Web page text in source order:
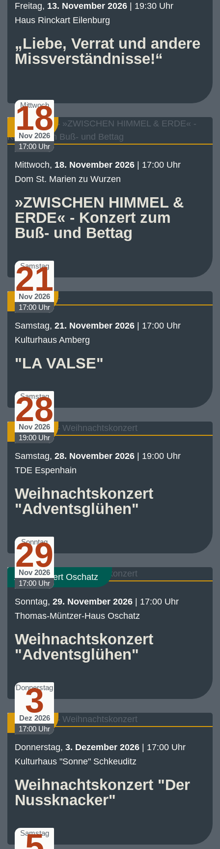
Freitag, 13. November 2026 | 19:30 Uhr
Haus Rinckart Eilenburg
„Liebe, Verrat und andere
Missverständnisse!“
Konzert
Mittwoch
18
Nov 2026
17:00 Uhr
Mittwoch, 18. November 2026 | 17:00 Uhr
Dom St. Marien zu Wurzen
»ZWISCHEN HIMMEL &
ERDE« - Konzert zum
Buß- und Bettag
Konzert
Samstag
21
Nov 2026
17:00 Uhr
Samstag, 21. November 2026 | 17:00 Uhr
Kulturhaus Amberg
"LA VALSE"
Konzert
Samstag
28
Nov 2026
19:00 Uhr
Samstag, 28. November 2026 | 19:00 Uhr
TDE Espenhain
Weihnachtskonzert
"Adventsglühen"
Abo-Konzert Oschatz
Sonntag
29
Nov 2026
17:00 Uhr
Sonntag, 29. November 2026 | 17:00 Uhr
Thomas-Müntzer-Haus Oschatz
Weihnachtskonzert
"Adventsglühen"
Konzert
Donnerstag
3
Dez 2026
17:00 Uhr
Donnerstag, 3. Dezember 2026 | 17:00 Uhr
Kulturhaus "Sonne" Schkeuditz
Weihnachtskonzert "Der
Nussknacker"
Samstag